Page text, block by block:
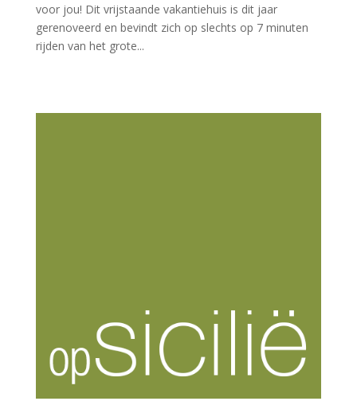
voor jou! Dit vrijstaande vakantiehuis is dit jaar
gerenoveerd en bevindt zich op slechts op 7 minuten
rijden van het grote...